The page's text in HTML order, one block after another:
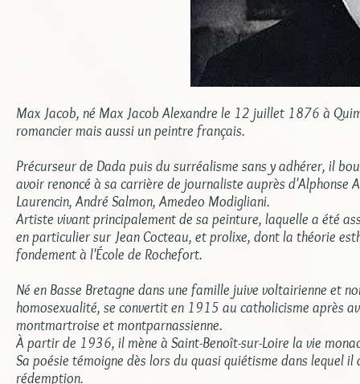
Max Jacob, né Max Jacob Alexandre le 12 juillet 1876 à
romancier mais aussi un peintre français.
Précurseur de Dada puis du surréalisme sans y adhérer, il
avoir renoncé à sa carrière de journaliste auprès
Laurencin, André Salmon, Amedeo Modigliani.
Artiste vivant principalement de sa peinture, laquelle a été
en particulier sur Jean Cocteau, et prolixe, dont la théorie
fondement à l'École de Rochefort.
Né en Basse Bretagne dans une famille juive voltairienne et
homosexualité, se convertit en 1915 au catholicisme après
montmartroise et montparnassienne.
À partir de 1936, il mène à Saint-Benoît-sur-Loire la vie
Sa poésie témoigne dès lors du quasi quiétisme dans lequel
rédemption.